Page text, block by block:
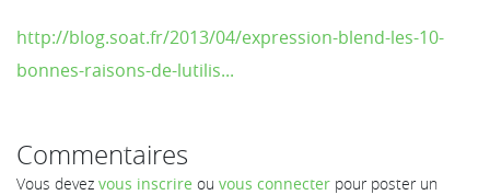
http://blog.soat.fr/2013/04/expression-blend-les-10-
bonnes-raisons-de-lutilis...
Commentaires
Vous devez vous inscrire ou vous connecter pour poster un